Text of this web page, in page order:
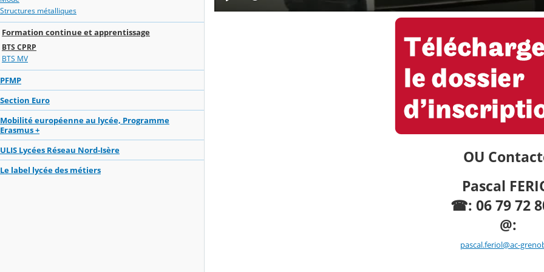
Structures métalliques
Formation continue et apprentissage
BTS CPRP
BTS MV
PFMP
Section Euro
Mobilité européenne au lycée, Programme
Erasmus +
ULIS Lycées Réseau Nord-Isère
Le label lycée des métiers
c
t
e
OU
Pascal
☎: 06 79 72
@:
pascal.feriol@ac-